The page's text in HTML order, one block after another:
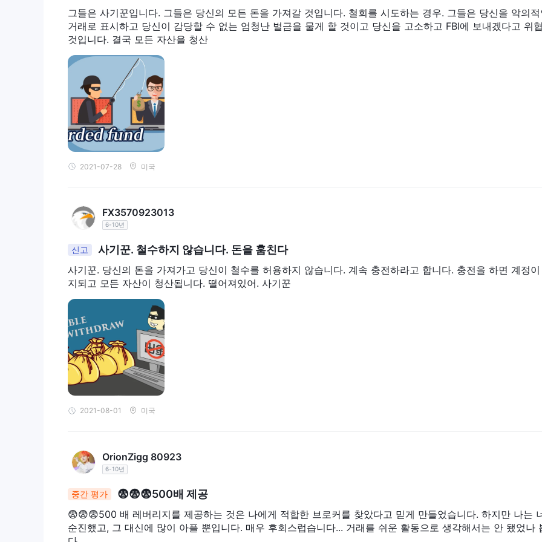
그들은 사기꾼입니다. 그들은 당신의 모든 돈을 가져갈 것입니다. 철회를 시도하는 경우. 그들은 당신을 악의적
거래로 표시하고 당신이 감당할 수 없는 엄청난 벌금을 물게 할 것이고 당신을 고소하고 FBI에 보내겠다고 위
것입니다. 결국 모든 자산을 청산
2021-07-28 미국
FX3570923013
6-10년
신고 사기꾼. 철수하지 않습니다. 돈을 훔친다
사기꾼. 당신의 돈을 가져가고 당신이 철수를 허용하지 않습니다. 계속 충전하라고 합니다. 충전을 하면 계정이
지되고 모든 자산이 청산됩니다. 떨어져있어. 사기꾼
2021-08-01 미국
OrionZigg 80923
6-10년
중간 평가 😨😨😨500배 제공
😨😨😨500 배 레버리지를 제공하는 것은 나에게 적합한 브로커를 찾았다고 믿게 만들었습니다. 하지만 나는
순진했고, 그 대신에 많이 아플 뿐입니다. 매우 후회스럽습니다... 거래를 쉬운 활동으로 생각해서는 안 됐었나